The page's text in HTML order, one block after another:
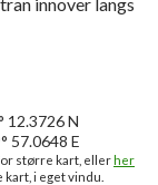
12.3726 N
57.0648 E
større kart, ellerher
i eget vindu.